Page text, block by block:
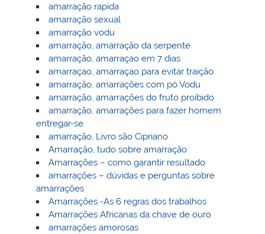
amarração rapida
amarração sexual
amarração vodu
amarração, amarração da serpente
amarração, amarraçao em 7 dias
amarraçao, amarraçao para evitar traição
amarração, amarrações com pó Vodu
amarração, amarrações do fruto proibido
amarração, amarrações para fazer homem
entregar-se
amarração, Livro são Cipriano
Amarração, tudo sobre amarração
Amarrações – como garantir resultado
amarrações – dúvidas e perguntas sobre
amarrações
Amarrações -As 6 regras dos trabalhos
Amarrações Africanas da chave de ouro
amarrações amorosas